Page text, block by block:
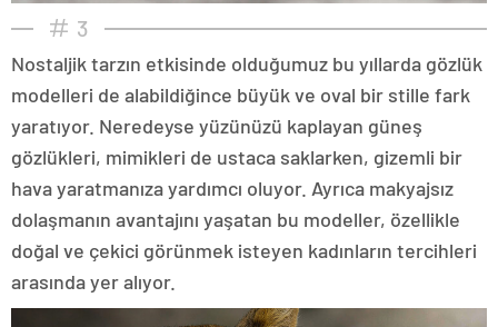
3
Nostaljik tarzın etkisinde olduğumuz bu yıllarda gözlük
modelleri de alabildiğince büyük ve oval bir stille fark
yaratıyor. Neredeyse yüzünüzü kaplayan güneş
gözlükleri, mimikleri de ustaca saklarken, gizemli bir
hava yaratmanıza yardımcı oluyor. Ayrıca makyajsız
dolaşmanın avantajını yaşatan bu modeller, özellikle
doğal ve çekici görünmek isteyen kadınların tercihleri
arasında yer alıyor.